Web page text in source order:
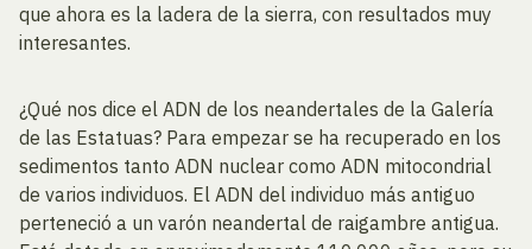
que ahora es la ladera de la sierra, con resultados muy
interesantes.
¿Qué nos dice el ADN de los neandertales de la Galería
de las Estatuas? Para empezar se ha recuperado en los
sedimentos tanto ADN nuclear como ADN mitocondrial
de varios individuos. El ADN del individuo más antiguo
perteneció a un varón neandertal de raigambre antigua.